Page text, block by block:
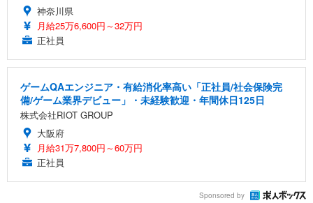
神奈川県
月給25万6,600円～32万円
正社員
ゲームQAエンジニア・有給消化率高い「正社員/社会保険完
備/ゲーム業界デビュー」・未経験歓迎・年間休日125日
株式会社RIOT GROUP
大阪府
月給31万7,800円～60万円
正社員
Sponsored by